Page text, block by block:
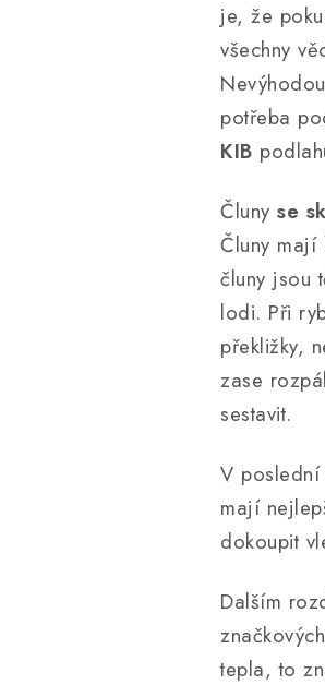
je, že
všechny
potřeba
KIB
Čluny se
Čluny
čluny jsou
lodi. Při
překližky,
zase
sestavit.
V
mají
dokoupit
Dalším
tepla, to